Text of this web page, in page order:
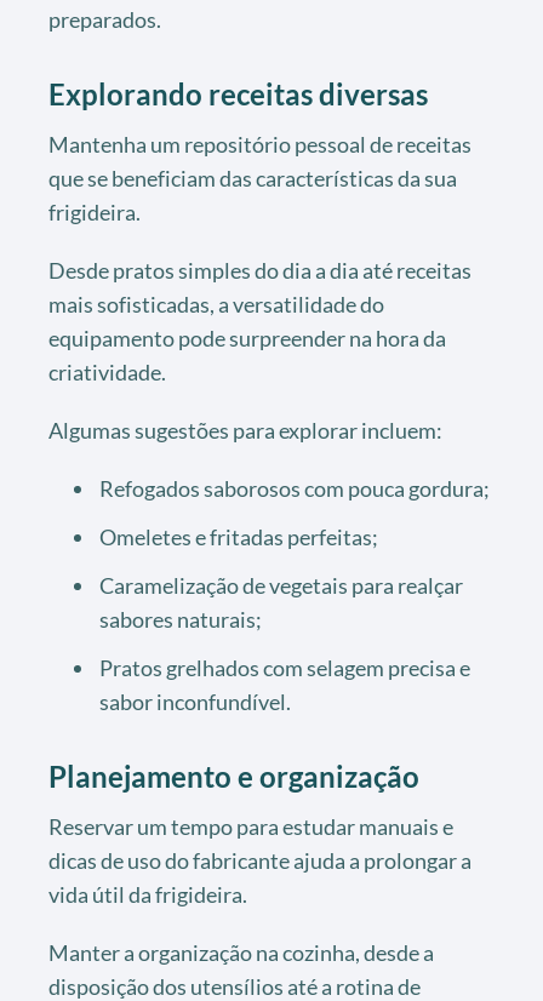
preparados.
Explorando receitas diversas
Mantenha um repositório pessoal de receitas
que se beneficiam das características da sua
frigideira.
Desde pratos simples do dia a dia até receitas
mais sofisticadas, a versatilidade do
equipamento pode surpreender na hora da
criatividade.
Algumas sugestões para explorar incluem:
Refogados saborosos com pouca gordura;
Omeletes e fritadas perfeitas;
Caramelização de vegetais para realçar
sabores naturais;
Pratos grelhados com selagem precisa e
sabor inconfundível.
Planejamento e organização
Reservar um tempo para estudar manuais e
dicas de uso do fabricante ajuda a prolongar a
vida útil da frigideira.
Manter a organização na cozinha, desde a
disposição dos utensílios até a rotina de